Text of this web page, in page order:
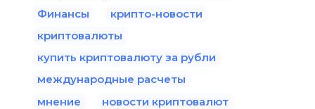
Финансы
крипто-новости
криптовалюты
купить криптовалюту за рубли
международные расчеты
мнение
новости криптовалют